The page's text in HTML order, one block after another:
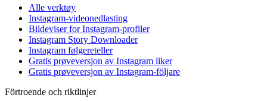
Alle verktøy
Instagram-videonedlasting
Bildeviser for Instagram-profiler
Instagram Story Downloader
Instagram følgereteller
Gratis prøveversjon av Instagram liker
Gratis prøveversjon av Instagram-följare
Förtroende och riktlinjer